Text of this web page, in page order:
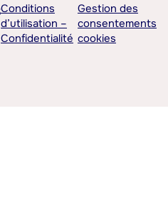
Conditions
d’utilisation –
Confidentialité
Gestion des
consentements
cookies